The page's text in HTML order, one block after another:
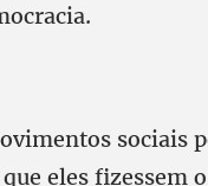
sociais
eles fizessem